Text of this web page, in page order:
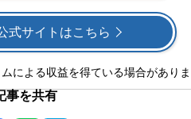
式サイトはこちら
による収益を得ている場合がありま
事を共有